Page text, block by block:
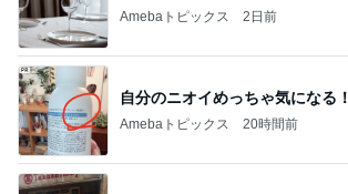
Amebaトピックス 2日前
自分のニオイめっちゃ気になる！
Amebaトピックス 20時間前